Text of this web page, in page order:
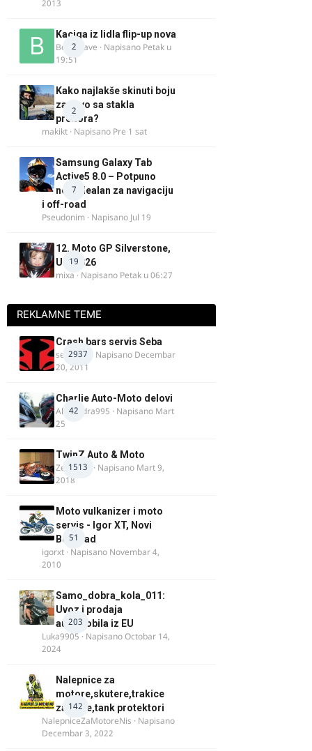
2013
2
Kaciga iz lidla flip-up nova
Bor-i-slave · Napisano Petak u
19:51
2
Kako najlakše skinuti boju
za drvo sa stakla
prozora?
makikt · Napisano Pre 1 sat
7
Samsung Galaxy Tab
Active5 8.0 – Potpuno
nov, idealan za navigaciju
i off-road
Pseudonim · Napisano Jul 19
19
12. Moto GP Silverstone,
UK, 2026
mixa · Napisano Petak u 06:27
REKLAMNE TEME
2937
Crash bars servis Seba
seba011 · Napisano Decembar
20, 2011
42
Charlie Auto-Moto delovi
Alexandra995 · Napisano Mart
25
1513
TwinZ Auto & Moto
Zeljkamp · Napisano Mart 9,
2018
51
Moto vulkanizer i moto
servis - Igor XT, Novi
Beograd
igorxt · Napisano Novembar 4,
2010
203
Samo_dobra_kola_011:
Uvoz i prodaja
automobila iz EU
Luka9905 · NapisanoOctobar 14,
2024
142
Nalepnice za
motore,skutere,trakice
za felne,tank protektori
NalepniceZaMotoreNis · Napisano
Decembar 3, 2022